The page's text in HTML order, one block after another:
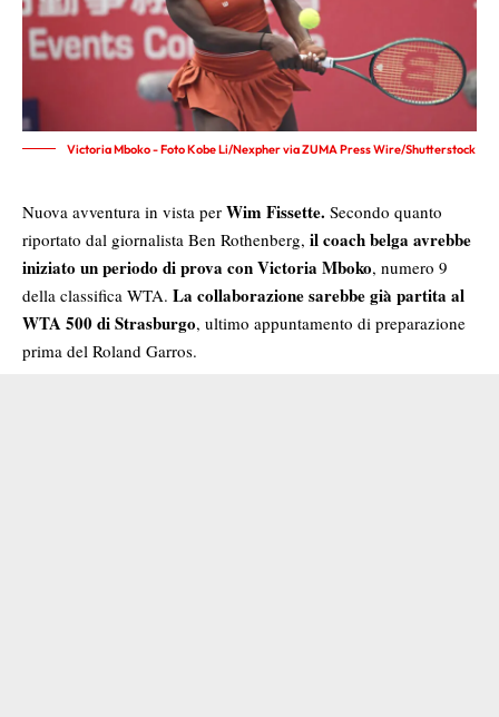
Victoria Mboko - Foto Kobe Li/Nexpher via ZUMA Press Wire/Shutterstock
Nuova avventura in vista per Wim Fissette. Secondo quanto
riportato dal giornalista Ben Rothenberg, il coach belga avrebbe
iniziato un periodo di prova con Victoria Mboko, numero 9
della classifica WTA. La collaborazione sarebbe già partita al
WTA 500 di Strasburgo, ultimo appuntamento di preparazione
prima del Roland Garros.